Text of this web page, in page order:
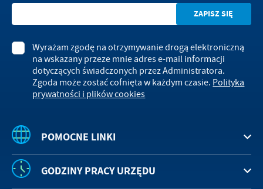
POMOCNE LINKI
Wyrażam zgodę na otrzymywanie drogą elektroniczną
na wskazany przeze mnie adres e-mail informacji
dotyczących świadczonych przez Administratora.
Zgoda może zostać cofnięta w każdym czasie. Polityka
prywatności i plików cookies
GODZINY PRACY URZĘDU